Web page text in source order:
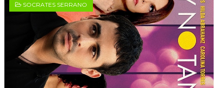
SOCRATES SERRANO